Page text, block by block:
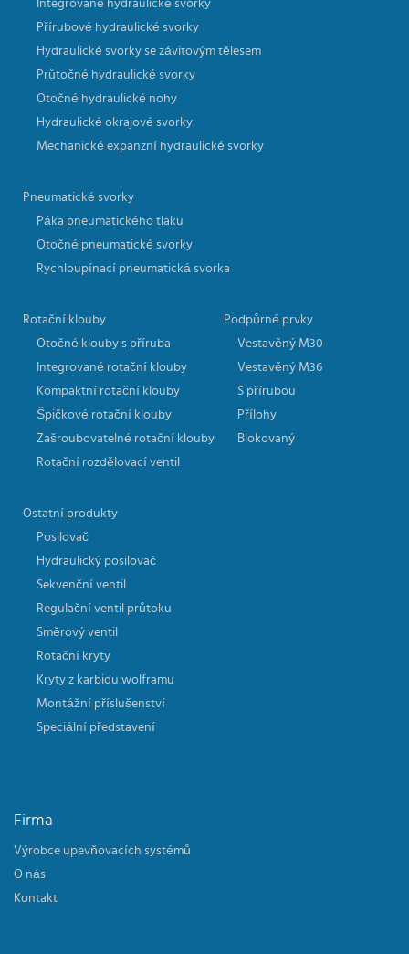
Integrované hydraulické svorky
Přírubové hydraulické svorky
Hydraulické svorky se závitovým tělesem
Průtočné hydraulické svorky
Otočné hydraulické nohy
Hydraulické okrajové svorky
Mechanické expanzní hydraulické svorky
Pneumatické svorky
Páka pneumatického tlaku
Otočné pneumatické svorky
Rychloupínací pneumatická svorka
Rotační klouby
Otočné klouby s příruba
Integrované rotační klouby
Kompaktní rotační klouby
Špičkové rotační klouby
Zašroubovatelné rotační klouby
Rotační rozdělovací ventil
Podpůrné prvky
Vestavěný M30
Vestavěný M36
S přírubou
Přílohy
Blokovaný
Ostatní produkty
Posilovač
Hydraulický posilovač
Sekvenční ventil
Regulační ventil průtoku
Směrový ventil
Rotační kryty
Kryty z karbidu wolframu
Montážní příslušenství
Speciální představení
Firma
Výrobce upevňovacích systémů
O nás
Kontakt